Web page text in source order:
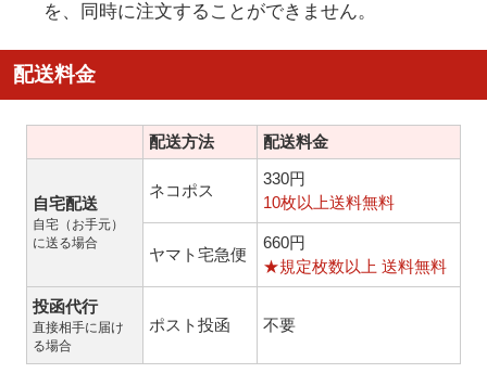
を、同時に注文することができません。
配送料金
配送方法 配送料金
自宅配送
自宅（お手元）
に送る場合
ネコポス
330円
10枚以上送料無料
ヤマト宅急便
660円
★規定枚数以上 送料無料
投函代行
直接相手に届け
る場合
ポスト投函 不要